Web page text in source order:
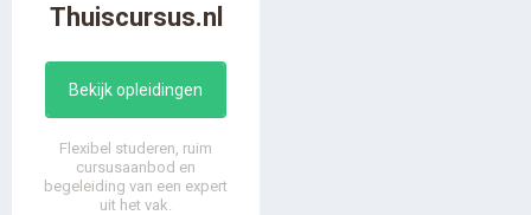
Thuiscursus.nl
Bekijk opleidingen
Flexibel studeren, ruim
cursusaanbod en
begeleiding van een expert
uit het vak.